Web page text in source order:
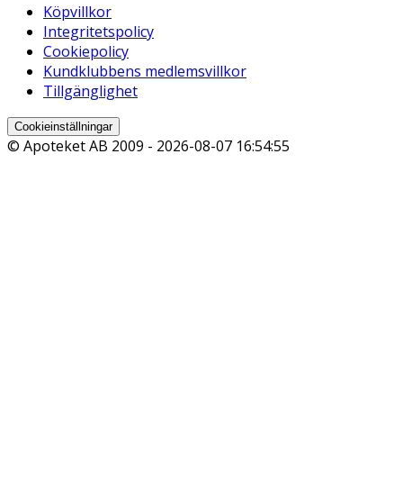
Köpvillkor
Integritetspolicy
Cookiepolicy
Kundklubbens medlemsvillkor
Tillgänglighet
Cookieinställningar
© Apoteket AB 2009 - 2026-08-07 16:54:55